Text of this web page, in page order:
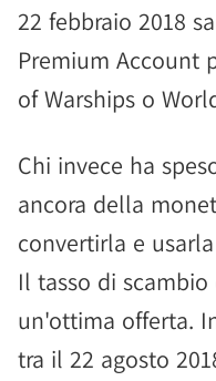
22 febbraio 2018
Premium Account
of Warships o
Chi invece ha
ancora della
convertirla e
Il tasso di
un'ottima offerta.
tra il 22 agosto